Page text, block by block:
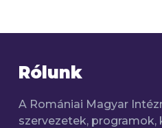
Rólunk
A Romániai Magyar
szervezetek,